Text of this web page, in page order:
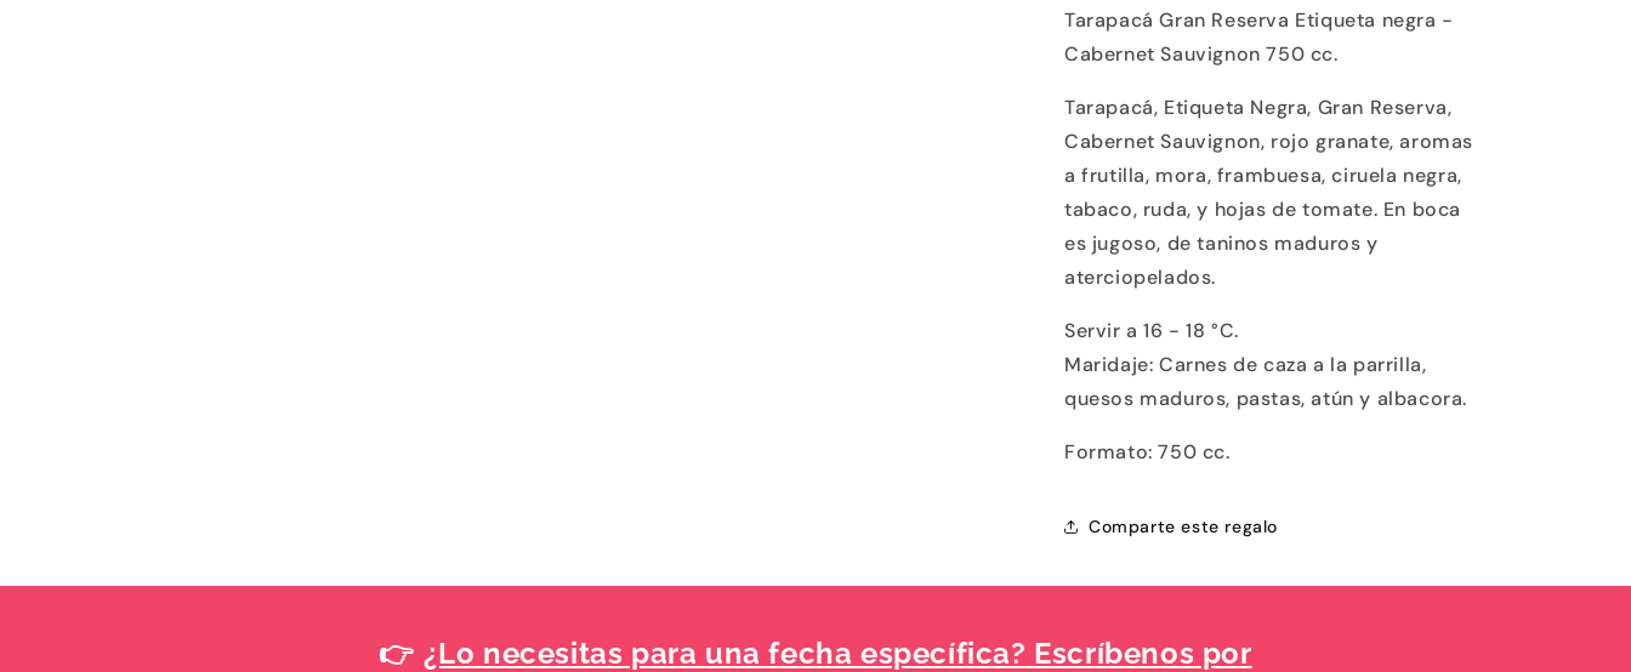
Reserva
Etiqueta
Cabernet
Sauvignon
Reserva
Etiqueta
Negra
Cabernet
Sauvignon
Tarapacá Gran Reserva Etiqueta negra -
Cabernet Sauvignon 750 cc.
Tarapacá, Etiqueta Negra, Gran Reserva,
Cabernet Sauvignon, rojo granate, aromas
a frutilla, mora, frambuesa, ciruela negra,
tabaco, ruda, y hojas de tomate. En boca
es jugoso, de taninos maduros y
aterciopelados.
Servir a 16 - 18 °C.
Maridaje: Carnes de caza a la parrilla,
quesos maduros, pastas, atún y albacora.
Formato: 750 cc.
Comparte este regalo
👉 ¿Lo necesitas para una fecha específica? Escríbenos por